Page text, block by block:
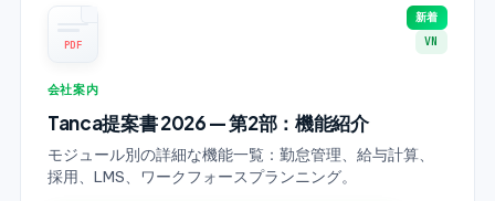
PDF
新着
VN
会社案内
Tanca提案書 2026 — 第2部：機能紹介
モジュール別の詳細な機能一覧：勤怠管理、給与計算、
採用、LMS、ワークフォースプランニング。